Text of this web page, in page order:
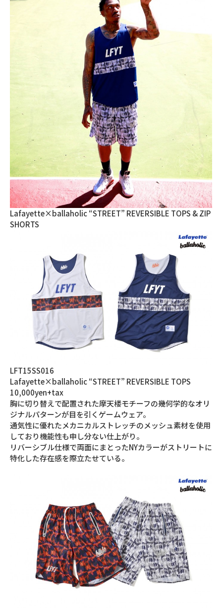
Lafayette×ballaholic “STREET” REVERSIBLE TOPS & ZIP
SHORTS
LFT15SS016
Lafayette×ballaholic “STREET” REVERSIBLE TOPS
10,000yen+tax
胸に切り替えで配置された摩天楼モチーフの幾何学的なオリ
ジナルパターンが目を引くゲームウェア。
通気性に優れたメカニカルストレッチのメッシュ素材を使用
しており機能性も申し分ない仕上がり。
リバーシブル仕様で両面にまとったNYカラーがストリートに
特化した存在感を際立たせている。